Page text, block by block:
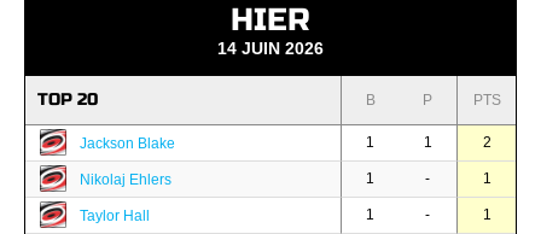
HIER
14 JUIN 2026
TOP 20 B P PTS
Jackson Blake 1 1 2
Nikolaj Ehlers 1 - 1
Taylor Hall 1 - 1